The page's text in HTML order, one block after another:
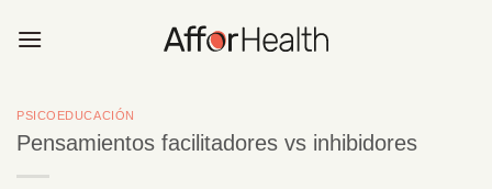
PSICOEDUCACIÓN
Pensamientos facilitadores vs inhibidores